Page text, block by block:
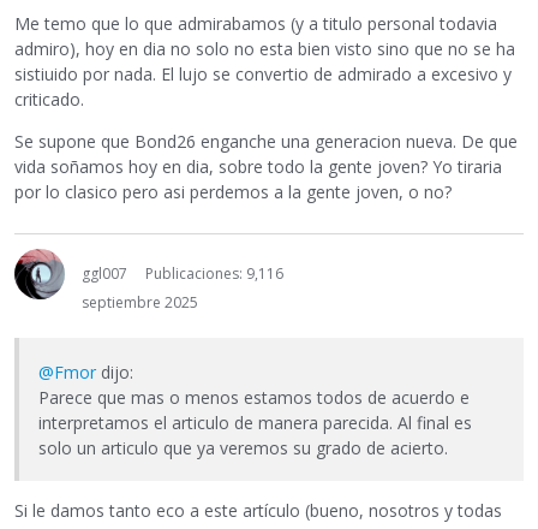
Me temo que lo que admirabamos (y a titulo personal todavia
admiro), hoy en dia no solo no esta bien visto sino que no se ha
sistiuido por nada. El lujo se convertio de admirado a excesivo y
criticado.
Se supone que Bond26 enganche una generacion nueva. De que
vida soñamos hoy en dia, sobre todo la gente joven? Yo tiraria
por lo clasico pero asi perdemos a la gente joven, o no?
ggl007
Publicaciones: 9,116
septiembre 2025
@Fmor dijo:
Parece que mas o menos estamos todos de acuerdo e
interpretamos el articulo de manera parecida. Al final es
solo un articulo que ya veremos su grado de acierto.
Si le damos tanto eco a este artículo (bueno, nosotros y todas